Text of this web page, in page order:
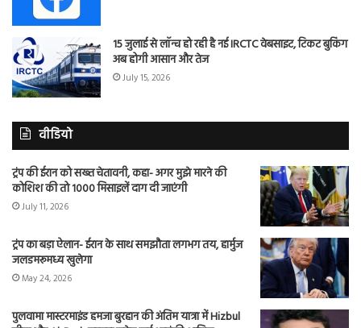
15 जुलाई से लॉन्च हो रही है नई IRCTC वेबसाइट, टिकट बुकिंग
अब होगी आसान और तेज
July 15, 2026
वीडियो
ट्रंप की ईरान को सख्त चेतावनी, कहा- अगर मुझे मारने की
कोशिश की तो 1000 मिसाइलें दाग दी जाएंगी
July 11, 2026
ट्रंप का बड़ा ऐलान- ईरान के साथ समझौता लगभग तय, हार्मुज
जलडमरूमध्य खुलेगा
May 24, 2026
पुलवामा मास्टरमाइंड हमजा बुरहान की अंतिम यात्रा में Hizbul